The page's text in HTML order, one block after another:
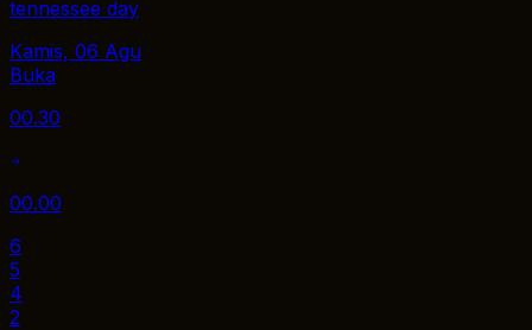
tennessee day
Kamis, 06 Agu
Buka
00.30
00.00
6
5
4
2